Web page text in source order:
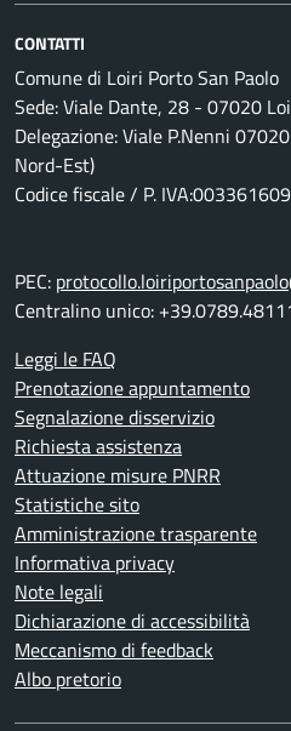
CONTATTI
Comune di Loiri Porto San Paolo
Sede: Viale Dante, 28 - 07020
Delegazione: Viale P.Nenni
Nord-Est)
Codice fiscale / P.
PEC:
Centralino unico:
Leggi le FAQ
Prenotazione appuntamento
Segnalazione disservizio
Richiesta assistenza
Attuazione misure PNRR
Statistiche sito
Amministrazione trasparente
Informativa privacy
Note legali
Dichiarazione di accessibilità
Meccanismo di feedback
Albo pretorio